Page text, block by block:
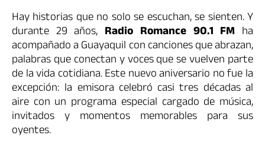
Hay historias que no solo se escuchan, se sienten. Y
durante 29 años, Radio Romance 90.1 FM ha
acompañado a Guayaquil con canciones que abrazan,
palabras que conectan y voces que se vuelven parte
de la vida cotidiana. Este nuevo aniversario no fue la
excepción: la emisora celebró casi tres décadas al
aire con un programa especial cargado de música,
invitados y momentos memorables para sus
oyentes.